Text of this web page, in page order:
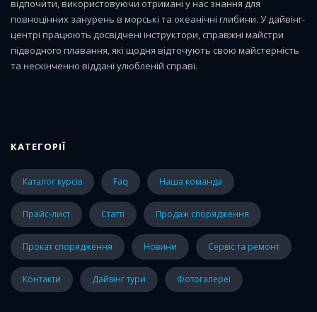
відпочити, використовуючи отримані у нас знання для
повноцінних занурень в морські та океанічні глибини. У дайвінг-
центрі працюють досвідчені інструктори, справжні майстри
підводного плавання, які щодня відточують свою майстерність
та нескінченно віддані улюбленій справі.
КАТЕГОРІЇ
каталог курсів faq наша команда
прайс-лист статті Продаж спорядження
Прокат спорядження Новини Сервіс та ремонт
Контакти Дайвінг тури Фотогалереї